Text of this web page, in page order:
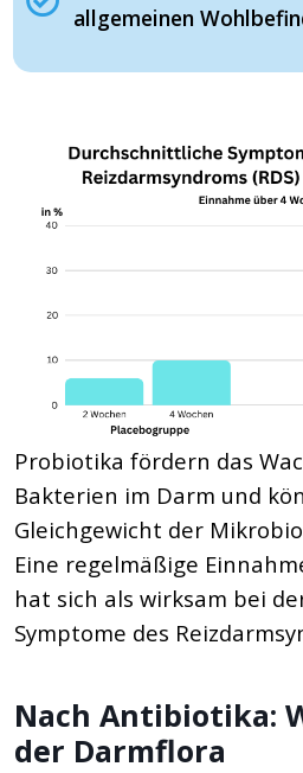
allgemeinen
Probiotika fördern das
Bakterien im Darm und
Gleichgewicht der
Eine regelmäßige
hat sich als wirksam bei
Symptome des
Nach Antibiotika:
der Darmflora